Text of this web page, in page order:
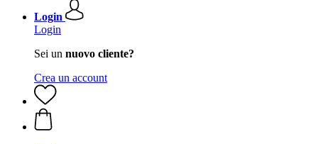
Login
Login
Sei un nuovo cliente?
Crea un account